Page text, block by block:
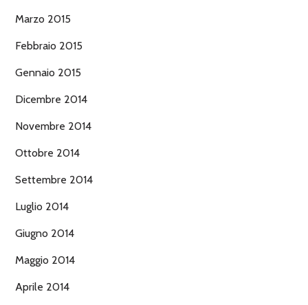
Marzo 2015
Febbraio 2015
Gennaio 2015
Dicembre 2014
Novembre 2014
Ottobre 2014
Settembre 2014
Luglio 2014
Giugno 2014
Maggio 2014
Aprile 2014